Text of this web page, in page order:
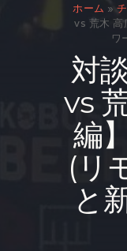
ホーム »
vs 荒木 高
ワ
対
vs
編
(リ
と
貸切
通販
スタ
問い